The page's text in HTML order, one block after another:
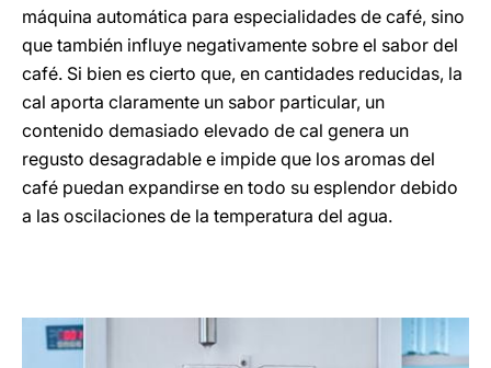
máquina automática para especialidades de café, sino
que también influye negativamente sobre el sabor del
café. Si bien es cierto que, en cantidades reducidas, la
cal aporta claramente un sabor particular, un
contenido demasiado elevado de cal genera un
regusto desagradable e impide que los aromas del
café puedan expandirse en todo su esplendor debido
a las oscilaciones de la temperatura del agua.